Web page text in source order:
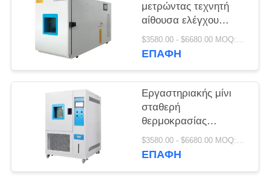
μετρώντας τεχνητή
αίθουσα ελέγχου
κλίματος 220V/380V $3580.00 - $6680.00 MOQ:1 σύνολο
ΕΠΑΦΉ
Εργαστηριακής μίνι
σταθερή
θερμοκρασίας
υγρασίας δοκιμή
θερμότητας αιθουσών
$3580.00 - $6680.00 MOQ:1 σύνολο
ΕΠΑΦΉ